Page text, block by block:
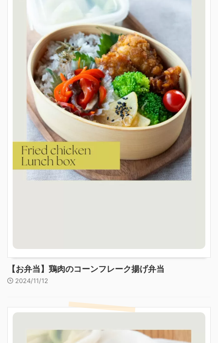
【お弁当】鶏肉のコーンフレーク揚げ弁当
2024/11/12